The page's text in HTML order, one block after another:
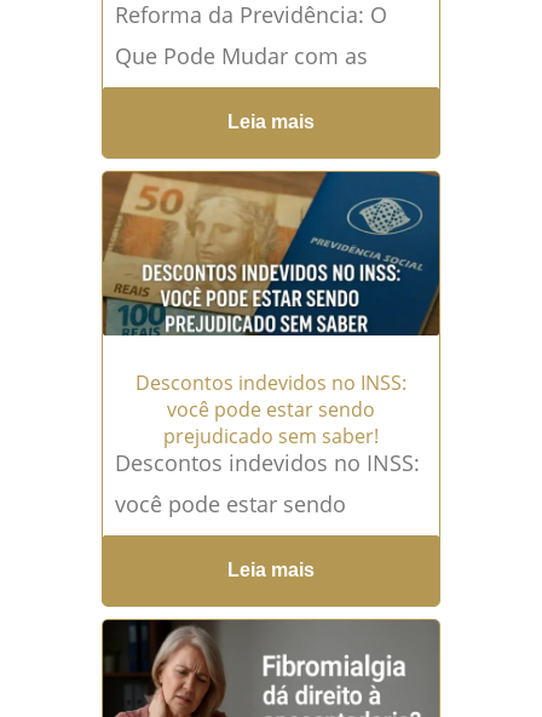
Reforma da Previdência: O
Que Pode Mudar com as
Novas Ações no STF? A
aprovação da Reforma da
Previdência em 2019...Leia
mais →
Leia mais
Descontos indevidos no INSS:
você pode estar sendo
prejudicado sem saber!
Descontos indevidos no INSS:
você pode estar sendo
prejudicado sem saber Você,
aposentado ou pensionista, já
parou para analisar o extrato
do...Leia mais →
Leia mais